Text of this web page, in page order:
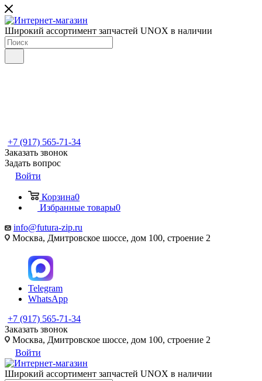
Широкий ассортимент запчастей UNOX в наличии
+7 (917) 565-71-34
Заказать звонок
Задать вопрос
Войти
Корзина0
Избранные товары0
info@futura-zip.ru
Москва, Дмитровское шоссе, дом 100, строение 2
Telegram
WhatsApp
+7 (917) 565-71-34
Заказать звонок
Москва, Дмитровское шоссе, дом 100, строение 2
Войти
Широкий ассортимент запчастей UNOX в наличии